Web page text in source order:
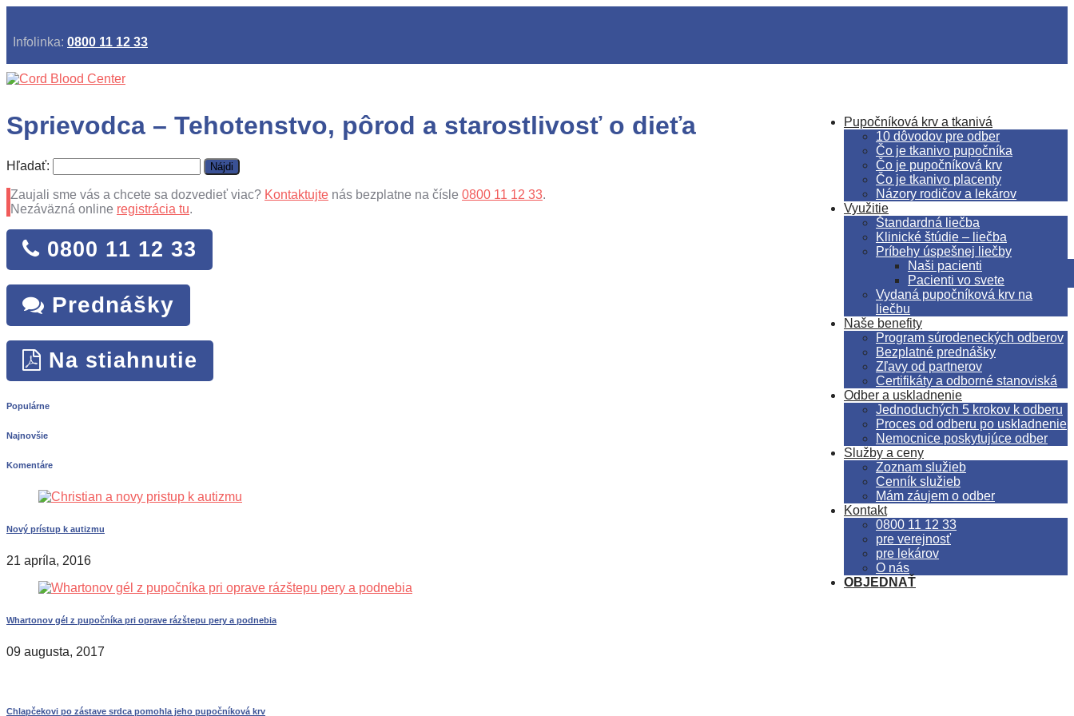
Infolinka: 0800 11 12 33
Pupočníková krv a tkanivá
10 dôvodov pre odber
Čo je tkanivo pupočníka
Čo je pupočníková krv
Čo je tkanivo placenty
Názory rodičov a lekárov
Využitie
Štandardná liečba
Klinické štúdie – liečba
Príbehy úspešnej liečby
Naši pacienti
Pacienti vo svete
Vydaná pupočníková krv na
liečbu
Naše benefity
Program súrodeneckých odberov
Bezplatné prednášky
Zľavy od partnerov
Certifikáty a odborné stanoviská
Odber a uskladnenie
Jednoduchých 5 krokov k odberu
Proces od odberu po uskladnenie
Nemocnice poskytujúce odber
Služby a ceny
Zoznam služieb
Cenník služieb
Mám záujem o odber
Kontakt
0800 11 12 33
pre verejnosť
pre lekárov
O nás
OBJEDNAŤ
Sprievodca – Tehotenstvo, pôrod a starostlivosť o dieťa
Hľadať:
Zaujali sme vás a chcete sa dozvedieť viac? Kontaktujte nás bezplatne na čísle 0800 11 12 33.
Nezáväzná online registrácia tu.
0800 11 12 33
Prednášky
Na stiahnutie
Populárne
Najnovšie
Komentáre
Nový prístup k autizmu
21 apríla, 2016
Whartonov gél z pupočníka pri oprave rázštepu pery a podnebia
09 augusta, 2017
Chlapčekovi po zástave srdca pomohla jeho pupočníková krv